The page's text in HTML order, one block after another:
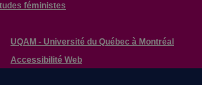
féministes
UQAM - Université du Québec à Montréal
Accessibilité Web